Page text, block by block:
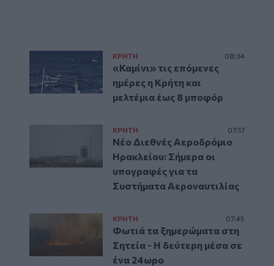
ΚΡΗΤΗ 08:34
«Καμίνι» τις επόμενες
ημέρες η Κρήτη και
μελτέμια έως 8 μποφόρ
ΚΡΗΤΗ 07:17
Νέο Διεθνές Αεροδρόμιο
Ηρακλείου: Σήμερα οι
υπογραφές για τα
Συστήματα Αεροναυτιλίας
ΚΡΗΤΗ 07:45
Φωτιά τα ξημερώματα στη
Σητεία - Η δεύτερη μέσα σε
ένα 24ωρο